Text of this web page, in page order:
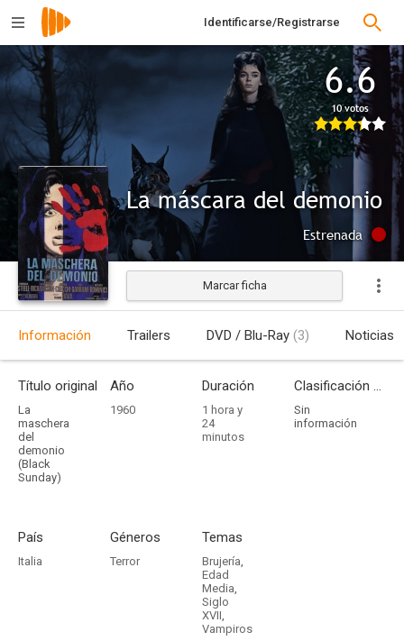
Identificarse/Registrarse
6.6
10 votos
La máscara del demonio
Estrenada
Marcar ficha
Información Trailers DVD / Blu-Ray (3) Noticias
Título original
La
maschera
del
demonio
(Black
Sunday)
Año
1960
Duración
1 hora y
24
minutos
Clasificación por edades
Sin
información
País
Italia
Géneros
Terror
Temas
Brujería,
Edad
Media,
Siglo
XVII,
Vampiros